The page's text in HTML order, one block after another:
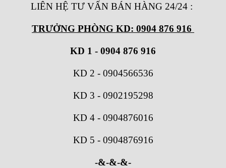
LIÊN HỆ TƯ VẤN BÁN HÀNG 24/24 :
TRƯỞNG PHÒNG KD: 0904 876 916
KD 1 - 0904 876 916
KD 2 - 0904566536
KD 3 - 0902195298
KD 4 - 0904876016
KD 5 - 0904876916
-&-&-&-